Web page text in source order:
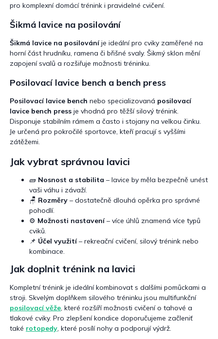
pro komplexní domácí trénink i pravidelné cvičení.
Šikmá lavice na posilování
Šikmá lavice na posilováníje ideální pro cviky zaměřené na
horní část hrudníku, ramena či břišné svaly. Šikmý sklon mění
zapojení svalů a rozšiřuje možnosti tréninku.
Posilovací lavice bench a bench press
Posilovací lavice bench nebo specializovaná posilovací
lavice bench press je vhodná pro těžší silový trénink.
Disponuje stabilním rámem a často i stojany na velkou činku.
Je určená pro pokročilé sportovce, kteří pracují s vyššími
zátěžemi.
Jak vybrat správnou lavici
🧱 Nosnost a stabilita – lavice by měla bezpečně unést
vaši váhu i závaží.
🪑 Rozměry – dostatečně dlouhá opěrka pro správné
pohodlí.
⚙️ Možnosti nastavení– více úhlů znamená více typů
cviků.
📌 Účel využití– rekreační cvičení, silový trénink nebo
kombinace.
Jak doplnit trénink na lavici
Kompletní trénink je ideální kombinovat s dalšími pomůckami a
stroji. Skvelým doplňkem silového tréninku jsou multifunkční
posilovací věže, které rozšíří možnosti cvičení o tahové a
tlakové cviky. Pro zlepšení kondice doporučujeme začleniť
také rotopedy, které posílí nohy a podporují výdrž.